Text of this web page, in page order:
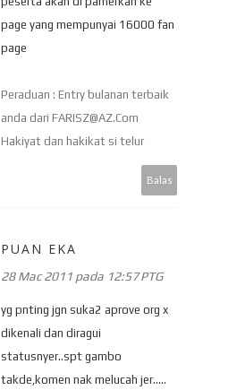
page yang mempunyai 16000 fan
page
Peraduan : Entry bulanan terbaik
anda dari FARISZ@AZ.Com
Hakiyat dan hakikat si telur
Balas
PUAN EKA
28 Mac 2011 pada 12:57 PTG
yg pnting jgn suka2 aprove org x
dikenali dan diragui
statusnyer..spt gambo
takde,komen nak melucah jer.....